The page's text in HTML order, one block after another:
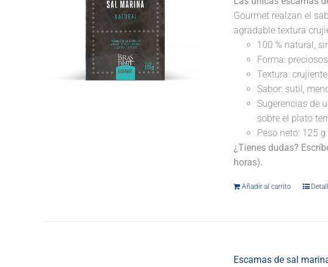
Gourmet realzan el
agradable textura
100 % natural,
Forma:
Textura:
Sabor: sutil,
Sugerencias de
sobre el plato
Peso neto: 125 g
¿Tienes dudas?
horas).
Añadir al carrito
Escamas de sal